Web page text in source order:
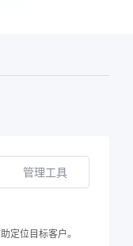
管理工具
定位目标客户。